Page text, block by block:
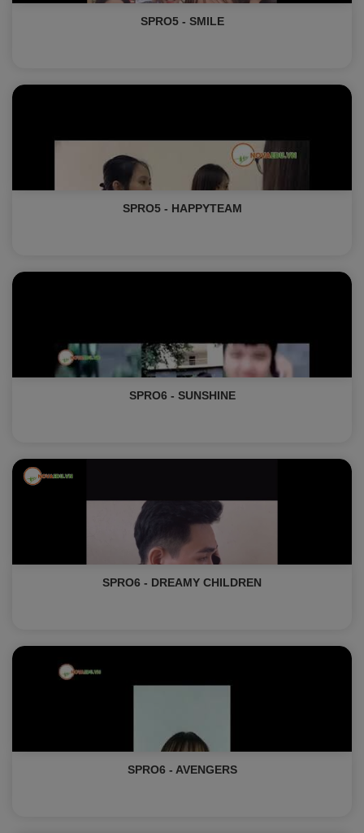
SPRO5 - SMILE
SPRO5 - HAPPYTEAM
SPRO6 - SUNSHINE
SPRO6 - DREAMY CHILDREN
SPRO6 - AVENGERS